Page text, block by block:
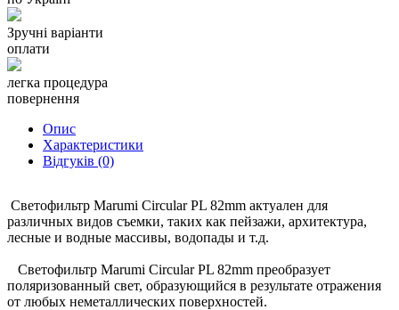
Зручні варіанти
оплати
легка процедура
повернення
Опис
Характеристики
Відгуків (0)
Светофильтр Marumi Circular PL 82mm актуален для
различных видов съемки, таких как пейзажи, архитектура,
лесные и водные массивы, водопады и т.д.
Светофильтр Marumi Circular PL 82mm преобразует
поляризованный свет, образующийся в результате отражения
от любых неметаллических поверхностей.